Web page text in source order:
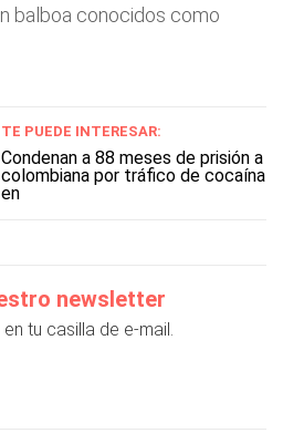
balboa conocidos como
TE PUEDE INTERESAR:
Condenan a 88 meses de prisión a
colombiana por tráfico de cocaína
en
newsletter
tu casilla de e-mail.